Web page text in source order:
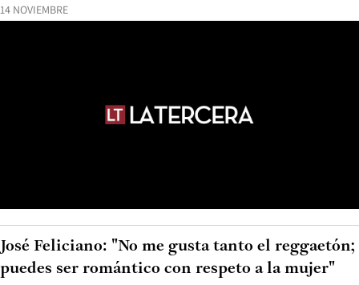
14 NOVIEMBRE
José Feliciano: "No me gusta tanto el reggaetón;
puedes ser romántico con respeto a la mujer"